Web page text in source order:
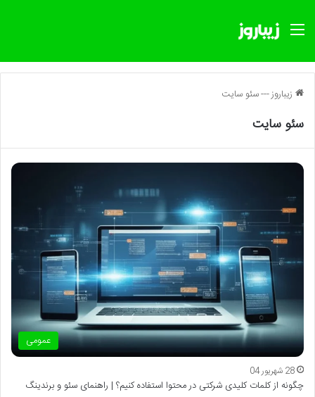
منو
زیباروز---سئو سایت
سئو سایت
عمومی
28 شهریور 04
چگونه از کلمات کلیدی شرکتی در محتوا استفاده کنیم؟ | راهنمای سئو و برندینگ